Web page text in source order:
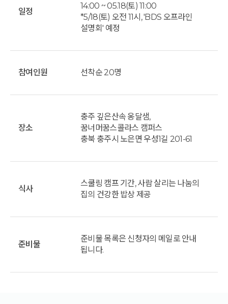
일정
14:00 ~ 05.18(토) 11:00
*5/18(토) 오전 11시, 'BDS 오프라인
설명회' 예정
참여인원 선착순 20명
장소
충주 깊은산속 옹달샘,
꿈너머꿈스콜라스 캠퍼스
충북 충주시 노은면 우성1길 201-61
식사
스쿨링 캠프 기간, 사람 살리는 나눔의
집의 건강한 밥상 제공
준비물
준비물 목록은 신청자의 메일로 안내
됩니다.